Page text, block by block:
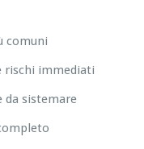
comuni
rischi immediati
da sistemare